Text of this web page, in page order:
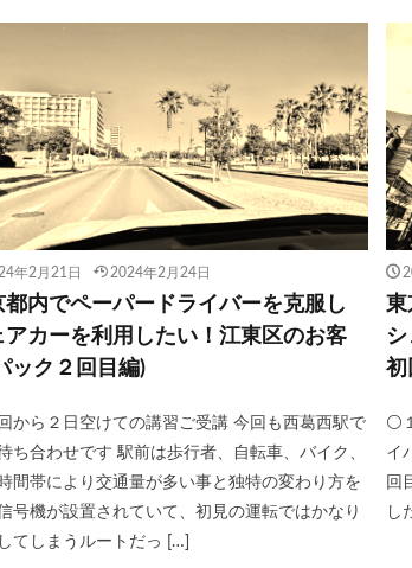
年2月21日 2024年2月24日
都内でペーパードライバーを克服し
アカーを利用したい！江東区のお客
ック２回目編)
から２日空けての講習ご受講 今回も西葛西駅で
ち合わせです 駅前は歩行者、自転車、バイク、
間帯により交通量が多い事と独特の変わり方を
号機が設置されていて、初見の運転ではかなり
てしまうルートだっ […]
東
初
⚪️
イ
回
し